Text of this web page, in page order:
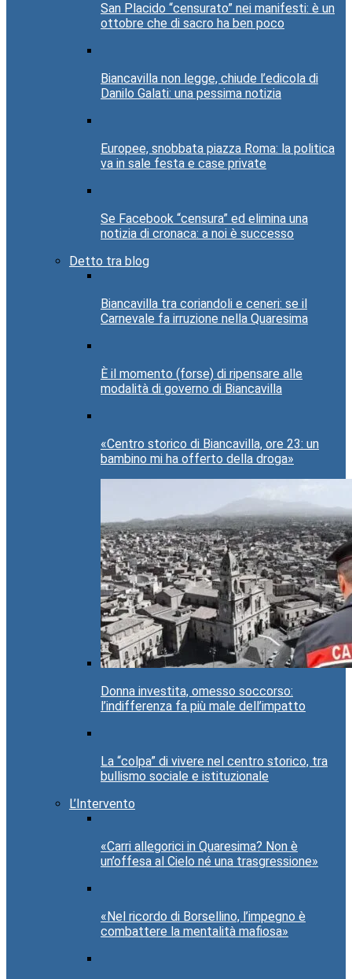
San Placido “censurato” nei manifesti: è un
ottobre che di sacro ha ben poco
Biancavilla non legge, chiude l’edicola di
Danilo Galati: una pessima notizia
Europee, snobbata piazza Roma: la politica
va in sale festa e case private
Se Facebook “censura” ed elimina una
notizia di cronaca: a noi è successo
Detto tra blog
Biancavilla tra coriandoli e ceneri: se il
Carnevale fa irruzione nella Quaresima
È il momento (forse) di ripensare alle
modalità di governo di Biancavilla
«Centro storico di Biancavilla, ore 23: un
bambino mi ha offerto della droga»
Donna investita, omesso soccorso:
l’indifferenza fa più male dell’impatto
La “colpa” di vivere nel centro storico, tra
bullismo sociale e istituzionale
L’Intervento
«Carri allegorici in Quaresima? Non è
un’offesa al Cielo né una trasgressione»
«Nel ricordo di Borsellino, l’impegno è
combattere la mentalità mafiosa»